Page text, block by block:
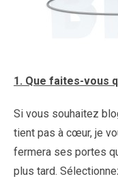
1. Que faites-vous
Si vous souhaitez
tient pas à cœur, je
fermera ses portes
plus tard.